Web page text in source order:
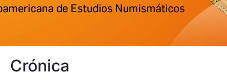
Mostra/Amaga
Crónica